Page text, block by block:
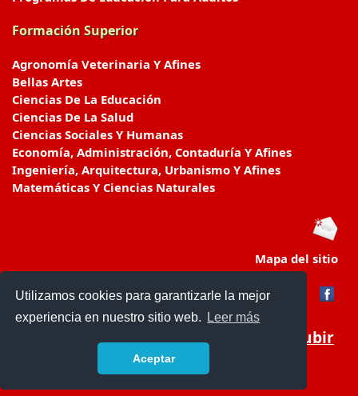
Utilizamos cookies para garantizarle la mejor
experiencia en nuestro sitio web.
Leer más
Aceptar
Formación Superior
Agronomía Veterinaria Y Afines
Bellas Artes
Ciencias De La Educación
Ciencias De La Salud
Ciencias Sociales Y Humanas
Economía, Administración, Contaduría Y Afines
Ingeniería, Arquitectura, Urbanismo Y Afines
Matemáticas Y Ciencias Naturales
Mapa del sitio
Subir